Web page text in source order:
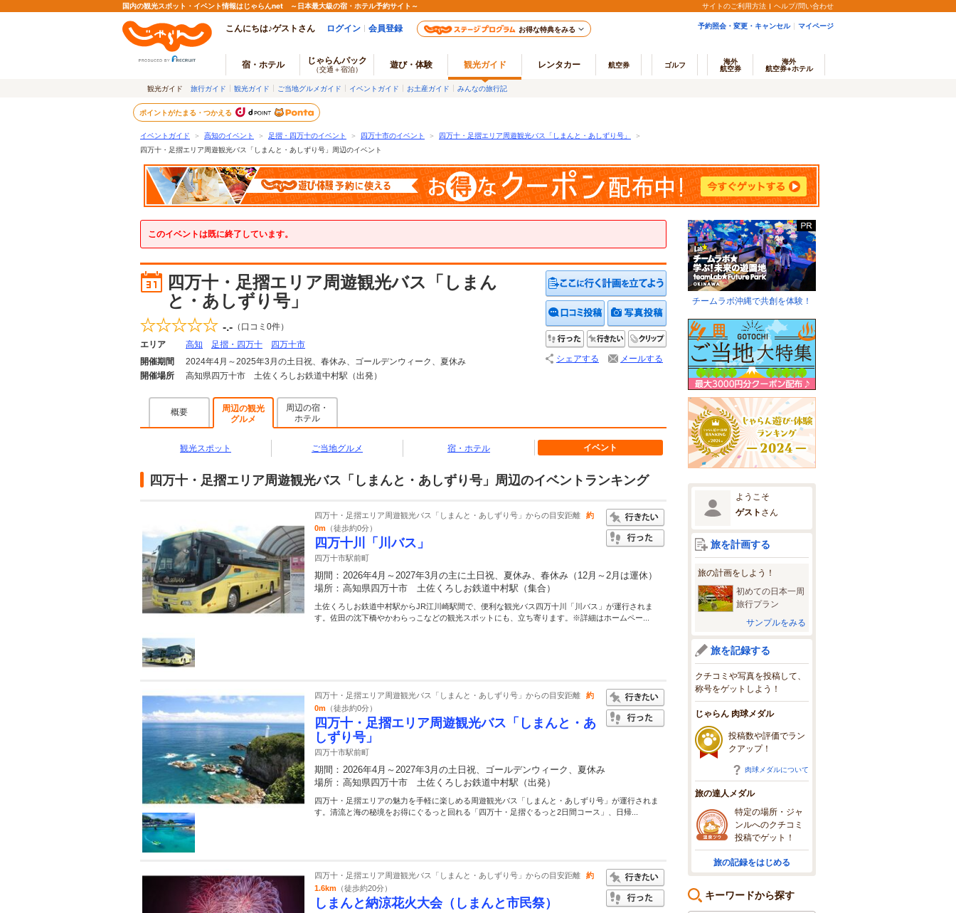
国内の観光スポット・イベント情報はじゃらんnet ～日本最大級の宿・ホテル予約サイト～ サイトのご利用方法 ヘルプ/問い合わせ
こんにちは♪ゲストさん ログイン 会員登録 お得な特典をみる 予約照会・変更・キャンセル マイページ
宿・ホテル じゃらんパック
（交通＋宿泊） 遊び・体験 観光ガイド レンタカー 航空券 ゴルフ
海外
航空券
海外
航空券+ホテル
観光ガイド 旅行ガイド 観光ガイド ご当地グルメガイド イベントガイド お土産ガイド みんなの旅行記
ポイントがたまる・つかえる
イベントガイド ＞ 高知のイベント ＞ 足摺・四万十のイベント ＞ 四万十市のイベント ＞ 四万十・足摺エリア周遊観光バス「しまんと・あしずり号」
＞
四万十・足摺エリア周遊観光バス「しまんと・あしずり号」周辺のイベント
このイベントは既に終了しています。
四万十・足摺エリア周遊観光バス「しまん
と・あしずり号」
-.- （口コミ 0件）
エリア
高知 足摺・四万十
四万十市
開催期間
2024年4月～2025年3月の土日祝、春休み、ゴールデンウィーク、夏休み
開催場所
高知県四万十市 土佐くろしお鉄道中村駅（出発）
クチコミを投稿する写真を投稿する
行った 行きたい クリップ
シェアする メールする
概要
周辺の観光
グルメ
周辺の宿・
ホテル
観光スポット ご当地グルメ 宿・ホテル イベント
四万十・足摺エリア周遊観光バス「しまんと・あしずり号」周辺のイベントランキング
四万十・足摺エリア周遊観光バス「しまんと・あしずり号」からの目安距離
約
0m （徒歩約0分）
四万十川「川バス」
四万十市駅前町
期間： 2026年4月～2027年3月の主に土日祝、夏休み、春休み（12月～2月は運休）
場所： 高知県四万十市 土佐くろしお鉄道中村駅（集合）
土佐くろしお鉄道中村駅からJR江川崎駅間で、便利な観光バス四万十川「川バス」が運行されま
す。佐田の沈下橋やかわらっこなどの観光スポットにも、立ち寄ります。※詳細はホームペー...
四万十・足摺エリア周遊観光バス「しまんと・あしずり号」からの目安距離
約
0m （徒歩約0分）
四万十・足摺エリア周遊観光バス「しまんと・あ
しずり号」
四万十市駅前町
期間： 2026年4月～2027年3月の土日祝、ゴールデンウィーク、夏休み
場所： 高知県四万十市 土佐くろしお鉄道中村駅（出発）
四万十・足摺エリアの魅力を手軽に楽しめる周遊観光バス「しまんと・あしずり号」が運行されま
す。清流と海の秘境をお得にぐるっと回れる「四万十・足摺ぐるっと2日間コース」、日帰...
四万十・足摺エリア周遊観光バス「しまんと・あしずり号」からの目安距離
約
1.6km （徒歩約20分）
しまんと納涼花火大会（しまんと市民祭）
チームラボ沖縄で共創を体験！
ようこそ
ゲスト さん
旅を計画する
旅の計画をしよう！
初めての日本一周
旅行プラン
サンプルをみる
旅を記録する
クチコミや写真を投稿して、
称号をゲットしよう！
じゃらん 肉球メダル
投稿数や評価でラン
クアップ！
肉球メダルについて
旅の達人メダル
特定の場所・ジャ
ンルへのクチコミ
投稿でゲット！
旅の記録をはじめる
キーワードから探す